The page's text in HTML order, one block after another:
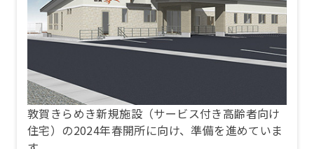
敦賀きらめき新規施設（サービス付き高齢者向け
住宅）の2024年春開所に向け、準備を進めていま